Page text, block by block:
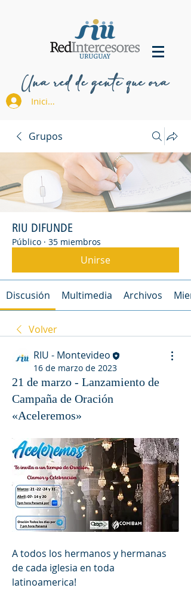
Una red de gente que ora
Iniciar sesión
Grupos
RIU DIFUNDE
Público · 35 miembros
Unirse
Discusión Multimedia Archivos
Volver
RIU - Montevideo
16 de marzo de 2023
21 de marzo - Lanzamiento de
Campaña de Oración
«Aceleremos»
A todos los hermanos y hermanas
de cada iglesia en toda
latinoamerica!